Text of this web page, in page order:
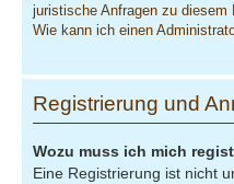
juristische Anfragen zu diesem
Wie kann ich einen
Registrierung und
Wozu muss ich mich
Eine Registrierung ist nicht